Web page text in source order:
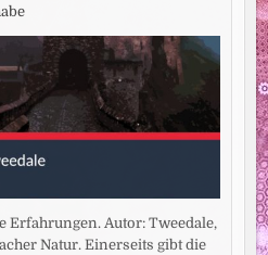
Erfahrungen. Autor: Tweedale,
Natur. Einerseits gibt die